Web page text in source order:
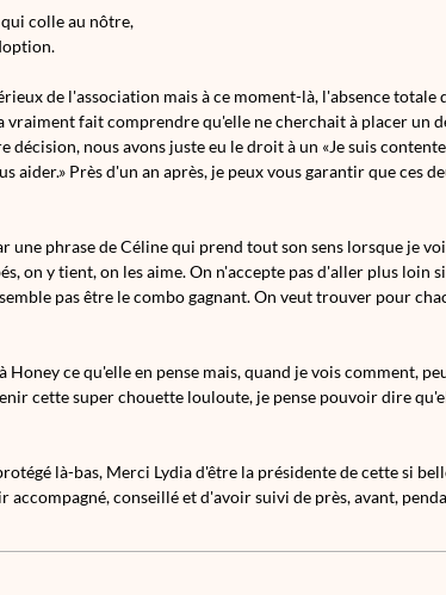
colle au nôtre,
de l'association mais à ce moment-là, l'absence
vraiment fait comprendre qu'elle ne cherchait à placer un
nous avons juste eu le droit à un «Je suis
aider.» Près d'un an après, je peux vous garantir que ces
une phrase de Céline qui prend tout son sens lorsque je
on y tient, on les aime. On n'accepte pas d'aller plus loin
pas être le combo gagnant. On veut trouver pour
Honey ce qu'elle en pense mais, quand je vois comment,
cette super chouette louloute, je pense pouvoir dire
là-bas, Merci Lydia d'être la présidente de cette si
accompagné, conseillé et d'avoir suivi de près, avant,